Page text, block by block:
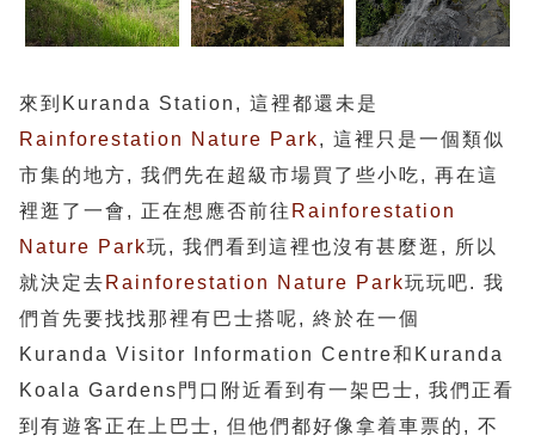
來到 Kuranda Station , 這裡都還未是
Rainforestation Nature Park, 這裡只是一個類似
市集的地方, 我們先在超級市場買了些小吃, 再在這
裡逛了一會, 正在想應否前往 Rainforestation
Nature Park玩, 我們看到這裡也沒有甚麼逛, 所以
就決定去 Rainforestation Nature Park玩玩吧. 我
們首先要找找那裡有巴士搭呢, 終於在一個
Kuranda Visitor Information Centre和Kuranda
Koala Gardens門口附近看到有一架巴士, 我們正看
到有遊客正在 上巴士, 但他們都好像拿着車票的, 不